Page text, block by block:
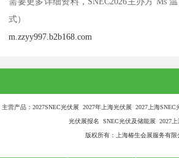
式）
m.zzyy997.b2b168.com
主营产品：2027SNEC光伏展 2027年上海光伏展 2027上海
光伏展报名 SNEC光伏及储能展 2027
版权所有：上海椿生会展服务有限